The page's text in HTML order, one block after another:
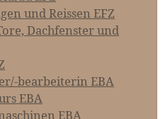
und Reissen EFZ
Dachfenster und
bearbeiterin EBA
EBA
EBA